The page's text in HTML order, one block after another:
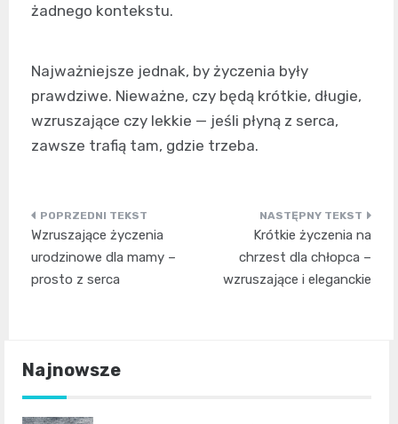
żadnego kontekstu.
Najważniejsze jednak, by życzenia były
prawdziwe. Nieważne, czy będą krótkie, długie,
wzruszające czy lekkie — jeśli płyną z serca,
zawsze trafią tam, gdzie trzeba.
Nawigacja
wpisu
Wzruszające życzenia
urodzinowe dla mamy –
prosto z serca
Krótkie życzenia na
chrzest dla chłopca –
wzruszające i eleganckie
Najnowsze